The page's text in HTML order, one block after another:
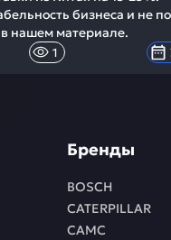
бизнеса и не
нашем материале.
1
Бренды
BOSCH
CATERPILLAR
CAMC